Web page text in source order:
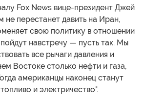
Fox News вице-президент Джей
перестанет давить на Иран,
свою политику в отношении
навстречу — пусть так. Мы
все рычаги давления и
Востоке столько нефти и газа,
американцы наконец станут
и электричество".